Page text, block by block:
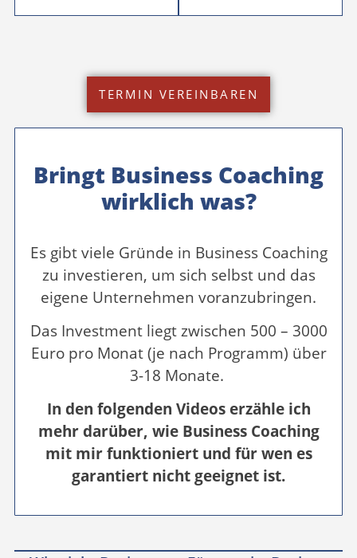
TERMIN VEREINBAREN
Bringt Business Coaching
wirklich was?
Es gibt viele Gründe in Business Coaching
zu investieren, um sich selbst und das
eigene Unternehmen voranzubringen.
Das Investment liegt zwischen 500 – 3000
Euro pro Monat (je nach Programm) über
3-18 Monate.
In den folgenden Videos erzähle ich
mehr darüber, wie Business Coaching
mit mir funktioniert und für wen es
garantiert nicht geeignet ist.